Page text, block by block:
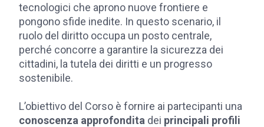
tecnologici che aprono nuove frontiere e
pongono sfide inedite. In questo scenario, il
ruolo del diritto occupa un posto centrale,
perché concorre a garantire la sicurezza dei
cittadini, la tutela dei diritti e un progresso
sostenibile.
L’obiettivo del Corso è fornire ai partecipanti una
conoscenza approfondita dei principali profili